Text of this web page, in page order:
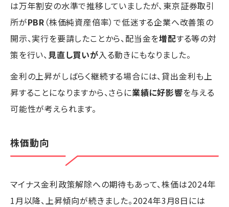
は万年割安の水準で推移していましたが、東京証券取引
所がPBR （株価純資産倍率）で低迷する企業へ改善策の
開示、実行を要請したことから、配当金を増配する等の対
策を行い、見直し買いが入る動きにもなりました。
金利の上昇がしばらく継続する場合には、貸出金利も上
昇することになりますから、さらに業績に好影響を与える
可能性が考えられます。
株価動向
マイナス金利政策解除への期待もあって、株価は2024年
1月以降、上昇傾向が続きました。2024年3月8日には